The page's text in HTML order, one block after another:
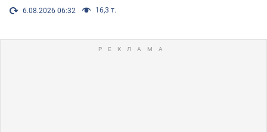
6.08.2026 06:32 16,3 т.